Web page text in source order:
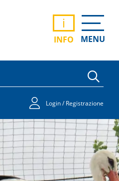
i
INFO MENU
Login / Registrazione